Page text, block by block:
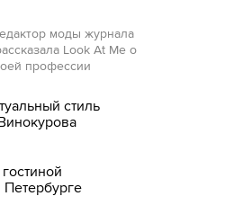
моды журнала
Look At Me о
профессии
стиль
Петербурге